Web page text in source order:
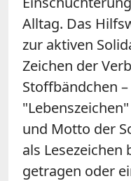
Alltag. Das
zur aktiven
Zeichen der
Stoffbändchen
und Motto der
als
getragen oder